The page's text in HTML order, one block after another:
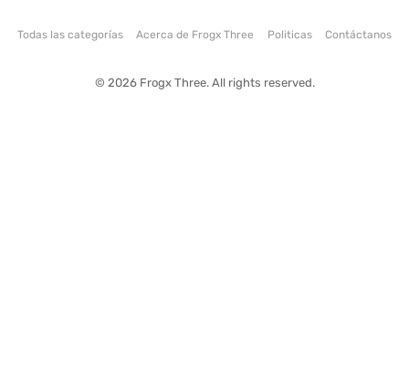
Todas las categorías Acerca de Frogx Three Politicas Contáctanos
© 2026 Frogx Three. All rights reserved.